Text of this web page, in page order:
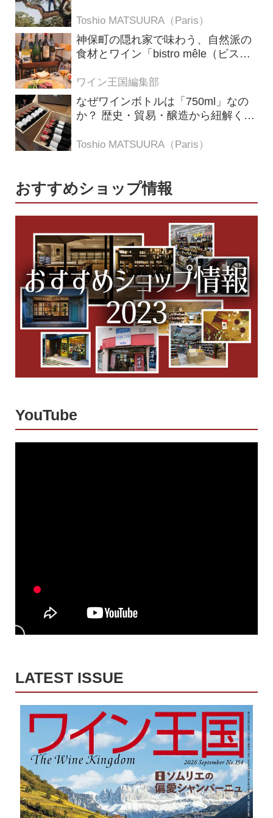
Toshio MATSUURA（Paris）
神保町の隠れ家で味わう、自然派の
食材とワイン「bistro mêle（ビスト
ワイン王国編集部
なぜワインボトルは「750ml」なの
か？ 歴史・貿易・醸造から紐解く4
Toshio MATSUURA（Paris）
おすすめショップ情報
YouTube
LATEST ISSUE